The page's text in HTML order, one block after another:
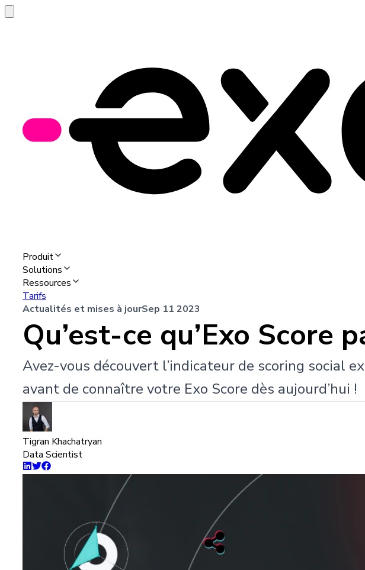
Produit
Solutions
Ressources
Tarifs
Actualités et mises à jourSep 11 2023
Qu’est-ce qu’Exo Score
Avez-vous découvert l’indicateur de scoring social
avant de connaître votre Exo Score dès aujourd’hui !
Tigran Khachatryan
Data Scientist